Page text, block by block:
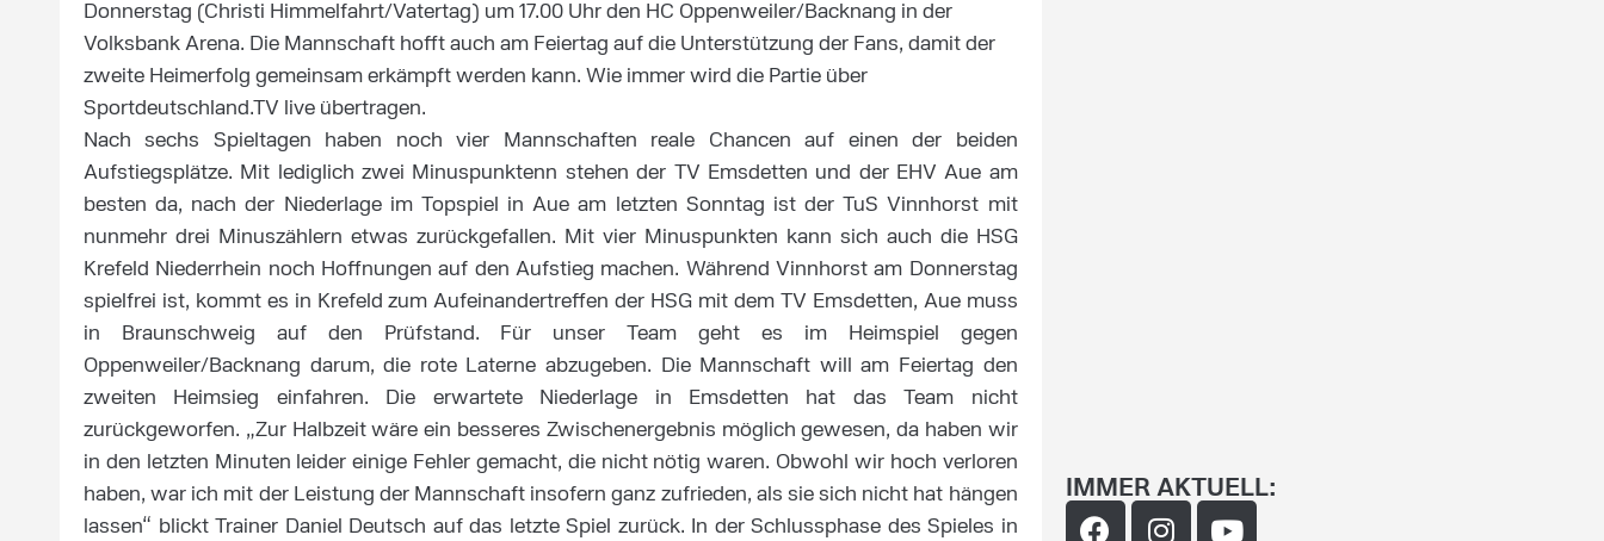
Donnerstag (Christi Himmelfahrt/Vatertag) um 17.00 Uhr den HC Oppenweiler/Backnang in der
Volksbank Arena. Die Mannschaft hofft auch am Feiertag auf die Unterstützung der Fans, damit der
zweite Heimerfolg gemeinsam erkämpft werden kann. Wie immer wird die Partie über
Sportdeutschland.TV live übertragen.
Nach sechs Spieltagen haben noch vier Mannschaften reale Chancen auf einen der beiden
Aufstiegsplätze. Mit lediglich zwei Minuspunktenn stehen der TV Emsdetten und der EHV Aue am
besten da, nach der Niederlage im Topspiel in Aue am letzten Sonntag ist der TuS Vinnhorst mit
nunmehr drei Minuszählern etwas zurückgefallen. Mit vier Minuspunkten kann sich auch die HSG
Krefeld Niederrhein noch Hoffnungen auf den Aufstieg machen. Während Vinnhorst am Donnerstag
spielfrei ist, kommt es in Krefeld zum Aufeinandertreffen der HSG mit dem TV Emsdetten, Aue muss
in Braunschweig auf den Prüfstand. Für unser Team geht es im Heimspiel gegen
Oppenweiler/Backnang darum, die rote Laterne abzugeben. Die Mannschaft will am Feiertag den
zweiten Heimsieg einfahren. Die erwartete Niederlage in Emsdetten hat das Team nicht
zurückgeworfen. „Zur Halbzeit wäre ein besseres Zwischenergebnis möglich gewesen, da haben wir
in den letzten Minuten leider einige Fehler gemacht, die nicht nötig waren. Obwohl wir hoch verloren
haben, war ich mit der Leistung der Mannschaft insofern ganz zufrieden, als sie sich nicht hat hängen
lassen“ blickt Trainer Daniel Deutsch auf das letzte Spiel zurück. In der Schlussphase des Spieles in
IMMER AKTUELL: